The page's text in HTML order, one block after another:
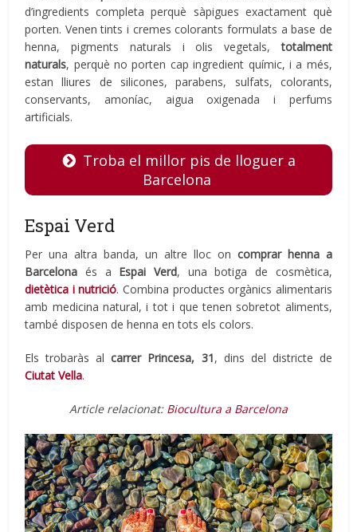
d’ingredients completa perquè sàpigues exactament què
porten. Venen tints i cremes colorants formulats a base de
henna, pigments naturals i olis vegetals,totalment
naturals, perquè no porten cap ingredient químic, i a més,
estan lliures de silicones, parabens, sulfats, colorants,
conservants, amoníac, aigua oxigenada i perfums
artificials.
Troba el millor pis de lloguer a
Barcelona
Espai Verd
Per una altra banda, un altre lloc on comprar henna a
Barcelona és a Espai Verd, una botiga de cosmètica,
dietètica i nutrició. Combina productes orgànics alimentaris
amb medicina natural, i tot i que tenen sobretot aliments,
també disposen de henna en tots els colors.
Els trobaràs alcarrer Princesa, 31, dins del districte de
Ciutat Vella.
Article relacionat: Biocultura a Barcelona